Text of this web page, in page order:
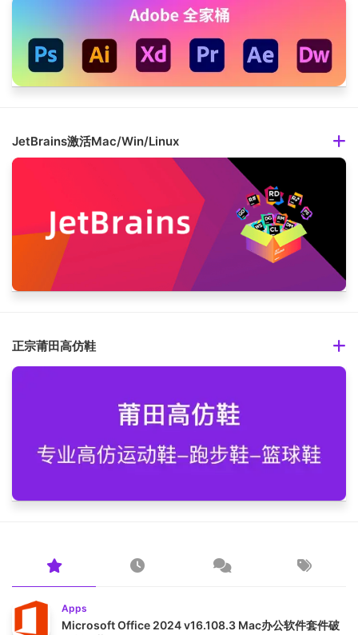
JetBrains激活Mac/Win/Linux
正宗莆田高仿鞋
Apps
Microsoft Office 2024 v16.108.3 Mac办公软件套件破